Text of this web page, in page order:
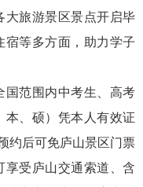
大旅游景区景点开启毕
宿等多方面，助力学子
范围内中考生、高考
、硕）凭本人有效证
约后可免庐山景区门票
享受庐山交通索道、含